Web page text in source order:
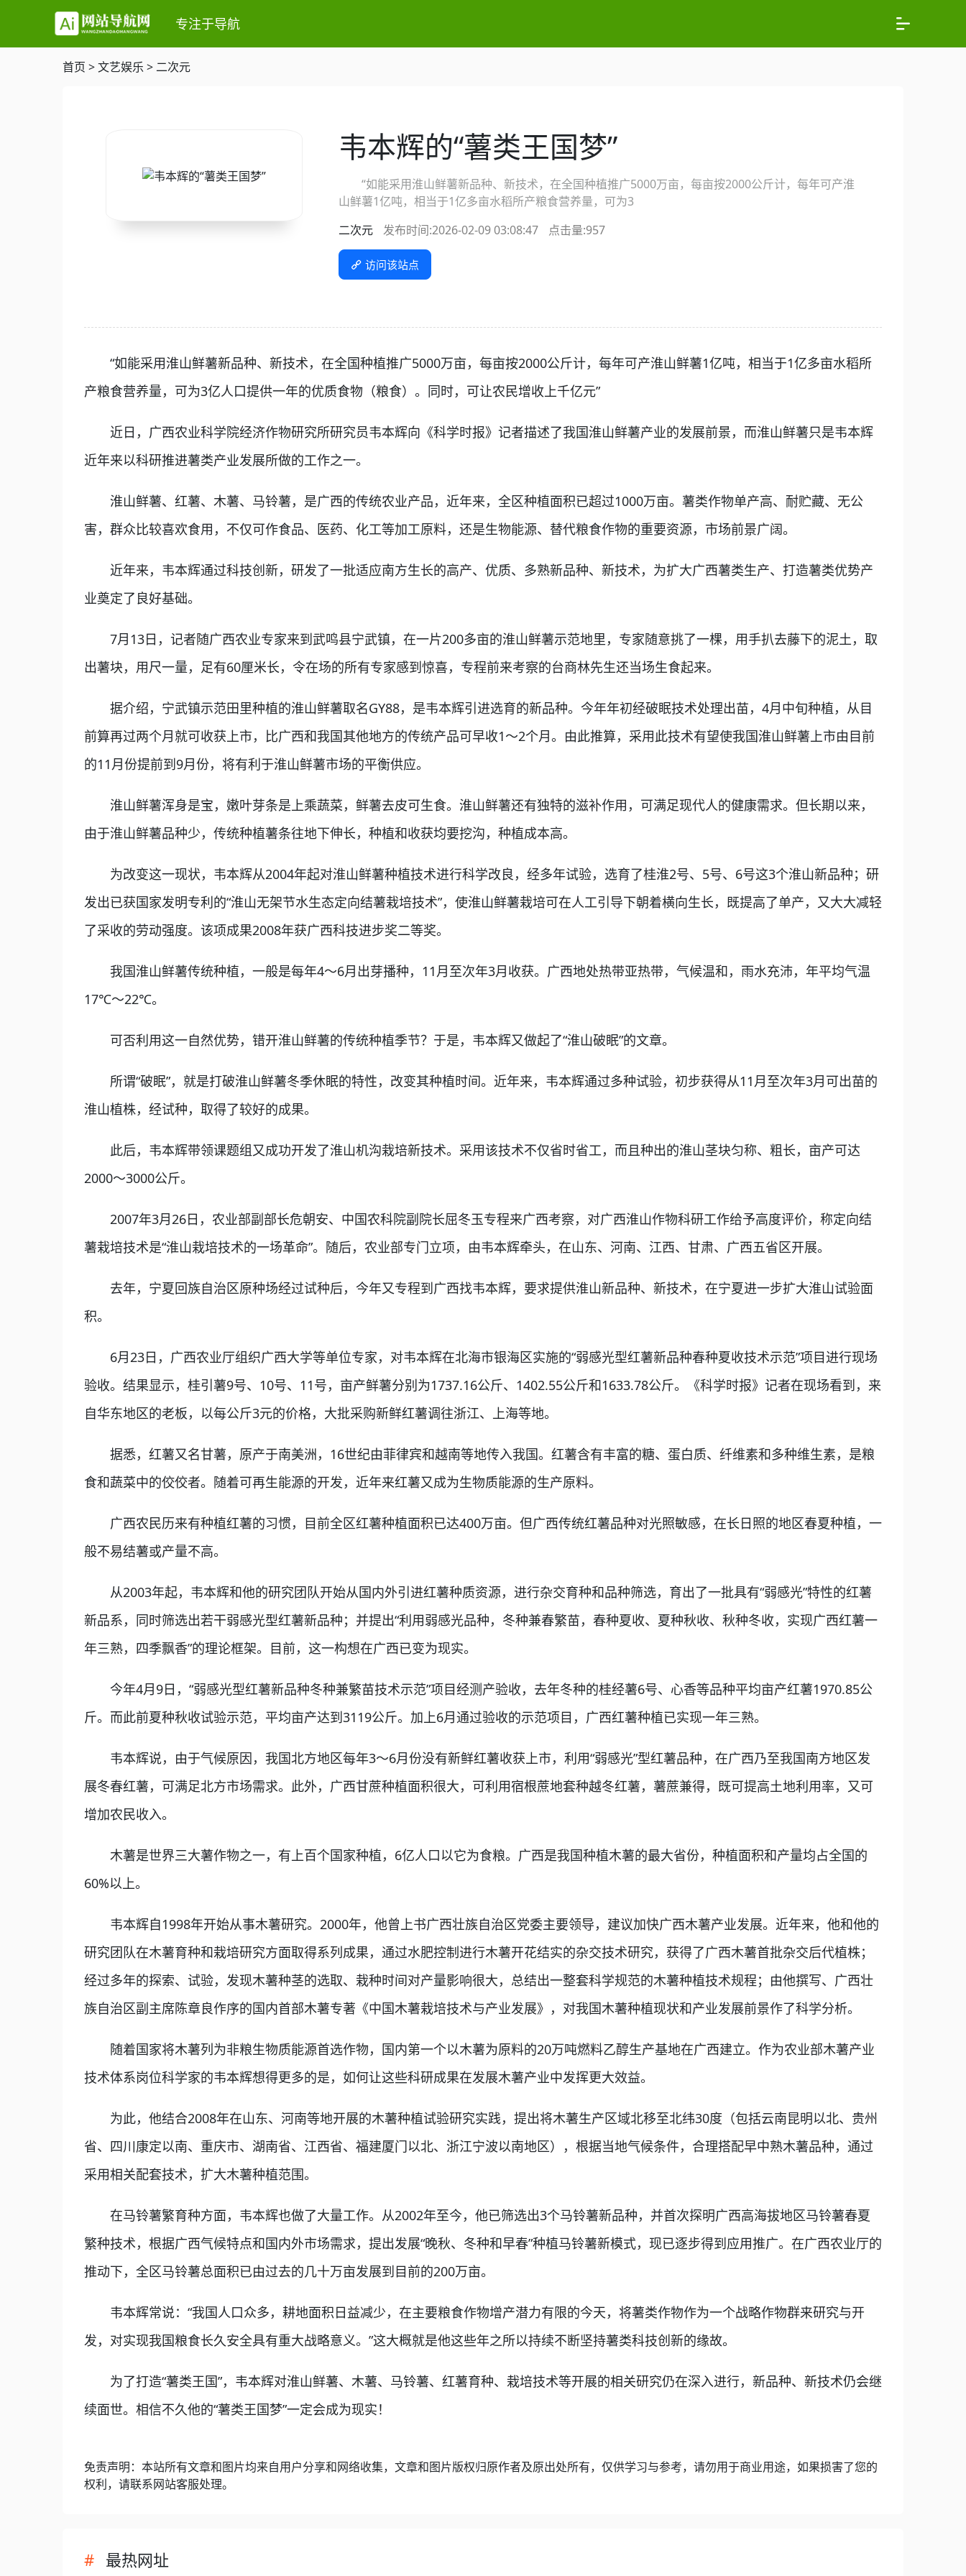
专注于导航
首页 >文艺娱乐 > 二次元
韦本辉的“薯类王国梦”
“如能采用淮山鲜薯新品种、新技术，在全国种植推广5000万亩，每亩按2000公斤计，每年可产淮
山鲜薯1亿吨，相当于1亿多亩水稻所产粮食营养量，可为3
二次元
发布时间:2026-02-09 03:08:47 点击量:957
访问该站点
“如能采用淮山鲜薯新品种、新技术，在全国种植推广5000万亩，每亩按2000公斤计，每年可产淮山鲜薯1亿吨，相当于1亿多亩水稻所
产粮食营养量，可为3亿人口提供一年的优质食物（粮食）。同时，可让农民增收上千亿元”
近日，广西农业科学院经济作物研究所研究员韦本辉向《科学时报》记者描述了我国淮山鲜薯产业的发展前景，而淮山鲜薯只是韦本辉
近年来以科研推进薯类产业发展所做的工作之一。
淮山鲜薯、红薯、木薯、马铃薯，是广西的传统农业产品，近年来，全区种植面积已超过1000万亩。薯类作物单产高、耐贮藏、无公
害，群众比较喜欢食用，不仅可作食品、医药、化工等加工原料，还是生物能源、替代粮食作物的重要资源，市场前景广阔。
近年来，韦本辉通过科技创新，研发了一批适应南方生长的高产、优质、多熟新品种、新技术，为扩大广西薯类生产、打造薯类优势产
业奠定了良好基础。
7月13日，记者随广西农业专家来到武鸣县宁武镇，在一片200多亩的淮山鲜薯示范地里，专家随意挑了一棵，用手扒去藤下的泥土，取
出薯块，用尺一量，足有60厘米长，令在场的所有专家感到惊喜，专程前来考察的台商林先生还当场生食起来。
据介绍，宁武镇示范田里种植的淮山鲜薯取名GY88，是韦本辉引进选育的新品种。今年年初经破眠技术处理出苗，4月中旬种植，从目
前算再过两个月就可收获上市，比广西和我国其他地方的传统产品可早收1～2个月。由此推算，采用此技术有望使我国淮山鲜薯上市由目前
的11月份提前到9月份，将有利于淮山鲜薯市场的平衡供应。
淮山鲜薯浑身是宝，嫩叶芽条是上乘蔬菜，鲜薯去皮可生食。淮山鲜薯还有独特的滋补作用，可满足现代人的健康需求。但长期以来，
由于淮山鲜薯品种少，传统种植薯条往地下伸长，种植和收获均要挖沟，种植成本高。
为改变这一现状，韦本辉从2004年起对淮山鲜薯种植技术进行科学改良，经多年试验，选育了桂淮2号、5号、6号这3个淮山新品种；研
发出已获国家发明专利的“淮山无架节水生态定向结薯栽培技术”，使淮山鲜薯栽培可在人工引导下朝着横向生长，既提高了单产，又大大减轻
了采收的劳动强度。该项成果2008年获广西科技进步奖二等奖。
我国淮山鲜薯传统种植，一般是每年4～6月出芽播种，11月至次年3月收获。广西地处热带亚热带，气候温和，雨水充沛，年平均气温
17℃～22℃。
可否利用这一自然优势，错开淮山鲜薯的传统种植季节？于是，韦本辉又做起了“淮山破眠”的文章。
所谓“破眠”，就是打破淮山鲜薯冬季休眠的特性，改变其种植时间。近年来，韦本辉通过多种试验，初步获得从11月至次年3月可出苗的
淮山植株，经试种，取得了较好的成果。
此后，韦本辉带领课题组又成功开发了淮山机沟栽培新技术。采用该技术不仅省时省工，而且种出的淮山茎块匀称、粗长，亩产可达
2000～3000公斤。
2007年3月26日，农业部副部长危朝安、中国农科院副院长屈冬玉专程来广西考察，对广西淮山作物科研工作给予高度评价，称定向结
薯栽培技术是“淮山栽培技术的一场革命”。随后，农业部专门立项，由韦本辉牵头，在山东、河南、江西、甘肃、广西五省区开展。
去年，宁夏回族自治区原种场经过试种后，今年又专程到广西找韦本辉，要求提供淮山新品种、新技术，在宁夏进一步扩大淮山试验面
积。
6月23日，广西农业厅组织广西大学等单位专家，对韦本辉在北海市银海区实施的“弱感光型红薯新品种春种夏收技术示范”项目进行现场
验收。结果显示，桂引薯9号、10号、11号，亩产鲜薯分别为1737.16公斤、1402.55公斤和1633.78公斤。《科学时报》记者在现场看到，来
自华东地区的老板，以每公斤3元的价格，大批采购新鲜红薯调往浙江、上海等地。
据悉，红薯又名甘薯，原产于南美洲，16世纪由菲律宾和越南等地传入我国。红薯含有丰富的糖、蛋白质、纤维素和多种维生素，是粮
食和蔬菜中的佼佼者。随着可再生能源的开发，近年来红薯又成为生物质能源的生产原料。
广西农民历来有种植红薯的习惯，目前全区红薯种植面积已达400万亩。但广西传统红薯品种对光照敏感，在长日照的地区春夏种植，一
般不易结薯或产量不高。
从2003年起，韦本辉和他的研究团队开始从国内外引进红薯种质资源，进行杂交育种和品种筛选，育出了一批具有“弱感光”特性的红薯
新品系，同时筛选出若干弱感光型红薯新品种；并提出“利用弱感光品种，冬种兼春繁苗，春种夏收、夏种秋收、秋种冬收，实现广西红薯一
年三熟，四季飘香”的理论框架。目前，这一构想在广西已变为现实。
今年4月9日，“弱感光型红薯新品种冬种兼繁苗技术示范”项目经测产验收，去年冬种的桂经薯6号、心香等品种平均亩产红薯1970.85公
斤。而此前夏种秋收试验示范，平均亩产达到3119公斤。加上6月通过验收的示范项目，广西红薯种植已实现一年三熟。
韦本辉说，由于气候原因，我国北方地区每年3～6月份没有新鲜红薯收获上市，利用“弱感光”型红薯品种，在广西乃至我国南方地区发
展冬春红薯，可满足北方市场需求。此外，广西甘蔗种植面积很大，可利用宿根蔗地套种越冬红薯，薯蔗兼得，既可提高土地利用率，又可
增加农民收入。
木薯是世界三大薯作物之一，有上百个国家种植，6亿人口以它为食粮。广西是我国种植木薯的最大省份，种植面积和产量均占全国的
60%以上。
韦本辉自1998年开始从事木薯研究。2000年，他曾上书广西壮族自治区党委主要领导，建议加快广西木薯产业发展。近年来，他和他的
研究团队在木薯育种和栽培研究方面取得系列成果，通过水肥控制进行木薯开花结实的杂交技术研究，获得了广西木薯首批杂交后代植株；
经过多年的探索、试验，发现木薯种茎的选取、栽种时间对产量影响很大，总结出一整套科学规范的木薯种植技术规程；由他撰写、广西壮
族自治区副主席陈章良作序的国内首部木薯专著《中国木薯栽培技术与产业发展》，对我国木薯种植现状和产业发展前景作了科学分析。
随着国家将木薯列为非粮生物质能源首选作物，国内第一个以木薯为原料的20万吨燃料乙醇生产基地在广西建立。作为农业部木薯产业
技术体系岗位科学家的韦本辉想得更多的是，如何让这些科研成果在发展木薯产业中发挥更大效益。
为此，他结合2008年在山东、河南等地开展的木薯种植试验研究实践，提出将木薯生产区域北移至北纬30度（包括云南昆明以北、贵州
省、四川康定以南、重庆市、湖南省、江西省、福建厦门以北、浙江宁波以南地区），根据当地气候条件，合理搭配早中熟木薯品种，通过
采用相关配套技术，扩大木薯种植范围。
在马铃薯繁育种方面，韦本辉也做了大量工作。从2002年至今，他已筛选出3个马铃薯新品种，并首次探明广西高海拔地区马铃薯春夏
繁种技术，根据广西气候特点和国内外市场需求，提出发展“晚秋、冬种和早春”种植马铃薯新模式，现已逐步得到应用推广。在广西农业厅的
推动下，全区马铃薯总面积已由过去的几十万亩发展到目前的200万亩。
韦本辉常说：“我国人口众多，耕地面积日益减少，在主要粮食作物增产潜力有限的今天，将薯类作物作为一个战略作物群来研究与开
发，对实现我国粮食长久安全具有重大战略意义。”这大概就是他这些年之所以持续不断坚持薯类科技创新的缘故。
为了打造“薯类王国”，韦本辉对淮山鲜薯、木薯、马铃薯、红薯育种、栽培技术等开展的相关研究仍在深入进行，新品种、新技术仍会继
续面世。相信不久他的“薯类王国梦”一定会成为现实！
免责声明：本站所有文章和图片均来自用户分享和网络收集，文章和图片版权归原作者及原出处所有，仅供学习与参考，请勿用于商业用途，如果损害了您的
权利，请联系网站客服处理。
最热网址